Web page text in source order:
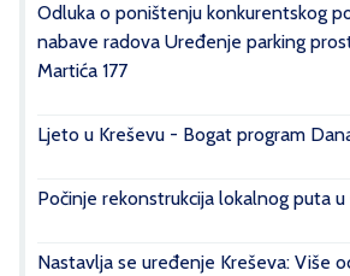
Odluka o poništenju konkurentskog
nabave radova Uređenje parking
Martića 177
Ljeto u Kreševu - Bogat program
Počinje rekonstrukcija lokalnog puta u
Nastavlja se uređenje Kreševa: Više